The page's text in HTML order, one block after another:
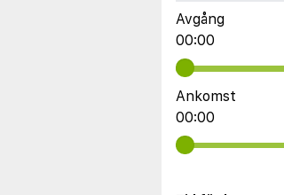
Avgång
00:00
Ankomst
00:00